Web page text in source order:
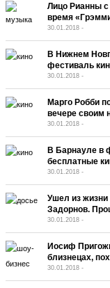
Лицо Рианны
время
30.01.2018-
В Нижнем
фестиваль
30.01.2018-
Марго Робби
вечере своим
30.01.2018-
В Барнауле в
бесплатные
30.01.2018-
Ушел из жизни
Задорнов.
30.01.2018-
Иосиф
близнецах,
30.01.2018-